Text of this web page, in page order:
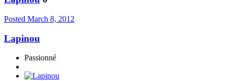
Posted March 8, 2012
Lapinou
Passionné